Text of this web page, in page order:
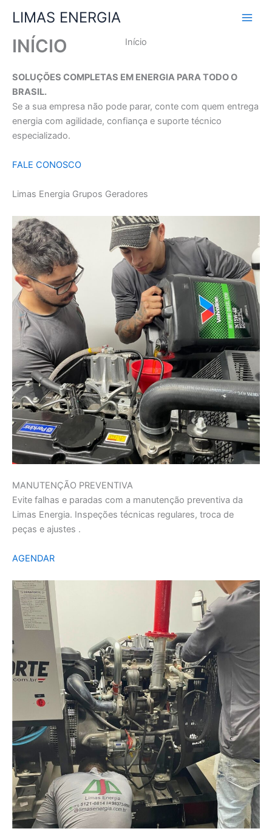
para
conteúdo
LIMAS ENERGIA
Início
INÍCIO
SOLUÇÕES COMPLETAS EM ENERGIA PARA TODO O
BRASIL.
Se a sua empresa não pode parar, conte com quem entrega
energia com agilidade, confiança e suporte técnico
especializado.
FALE CONOSCO
Limas Energia Grupos Geradores
MANUTENÇÃO PREVENTIVA
Evite falhas e paradas com a manutenção preventiva da
Limas Energia. Inspeções técnicas regulares, troca de
peças e ajustes .
AGENDAR